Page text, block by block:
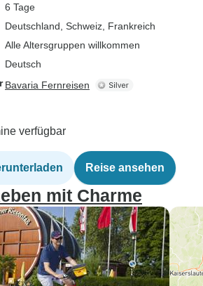
6 Tage
Deutschland , Schweiz , Frankreich
Alle Altersgruppen willkommen
Deutsch
Bavaria Fernreisen
verfügbar
Reise ansehen
mit Charme